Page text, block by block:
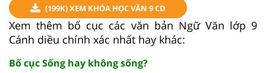
(199K) XEM KHÓA HỌC VĂN 9 CD
Xem thêm bố cục các văn bản Ngữ Văn lớp 9
Cánh diều chính xác nhất hay khác:
Bố cục Sống hay không sống?